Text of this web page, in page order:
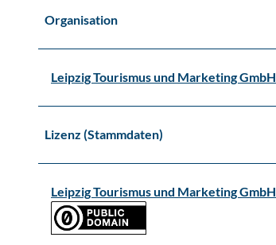
Organisation
Leipzig Tourismus und Marketing GmbH
Lizenz (Stammdaten)
Leipzig Tourismus und Marketing GmbH